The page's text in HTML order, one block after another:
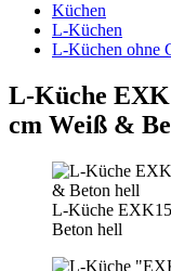
Küchen
L-Küchen
L-Küchen ohne
L-Küche
cm Weiß &
L-Küche
Beton hell